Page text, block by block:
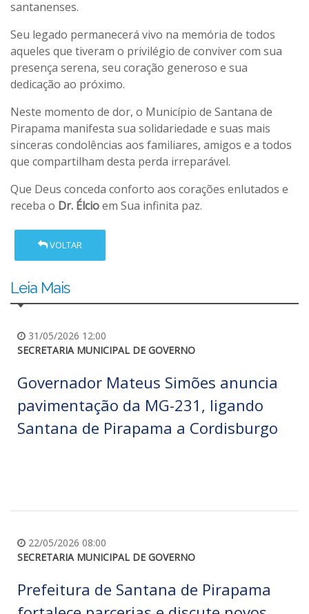
santanenses.
Seu legado permanecerá vivo na memória de todos
aqueles que tiveram o privilégio de conviver com sua
presença serena, seu coração generoso e sua
dedicação ao próximo.
Neste momento de dor, o Município de Santana de
Pirapama manifesta sua solidariedade e suas mais
sinceras condolências aos familiares, amigos e a todos
que compartilham desta perda irreparável.
Que Deus conceda conforto aos corações enlutados e
receba o Dr. Élcioem Sua infinita paz.
VOLTAR
Leia Mais
31/05/2026 12:00
SECRETARIA MUNICIPAL DE GOVERNO
Governador Mateus Simões anuncia
pavimentação da MG-231, ligando
Santana de Pirapama a Cordisburgo
22/05/2026 08:00
SECRETARIA MUNICIPAL DE GOVERNO
Prefeitura de Santana de Pirapama